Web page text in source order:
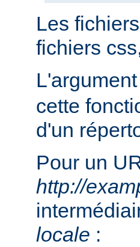
Les
fichiers
L'argument
cette
d'un
Pour un
http://
locale :